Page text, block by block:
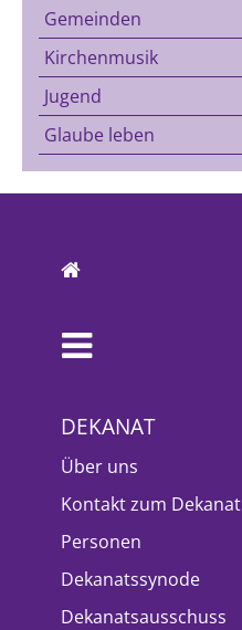
Gemeinden
Kirchenmusik
Jugend
Glaube leben
DEKANAT
Über uns
Kontakt zum Dekanat
Personen
Dekanatssynode
Dekanatsausschuss